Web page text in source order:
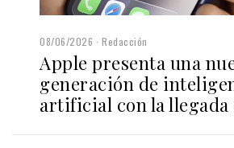
08/06/2026 Redacción
Apple presenta una
generación de
artificial con la llegada